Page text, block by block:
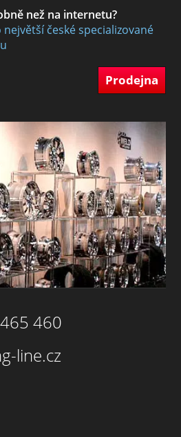
než na internetu?
české specializované
Prodejna
460
line.cz